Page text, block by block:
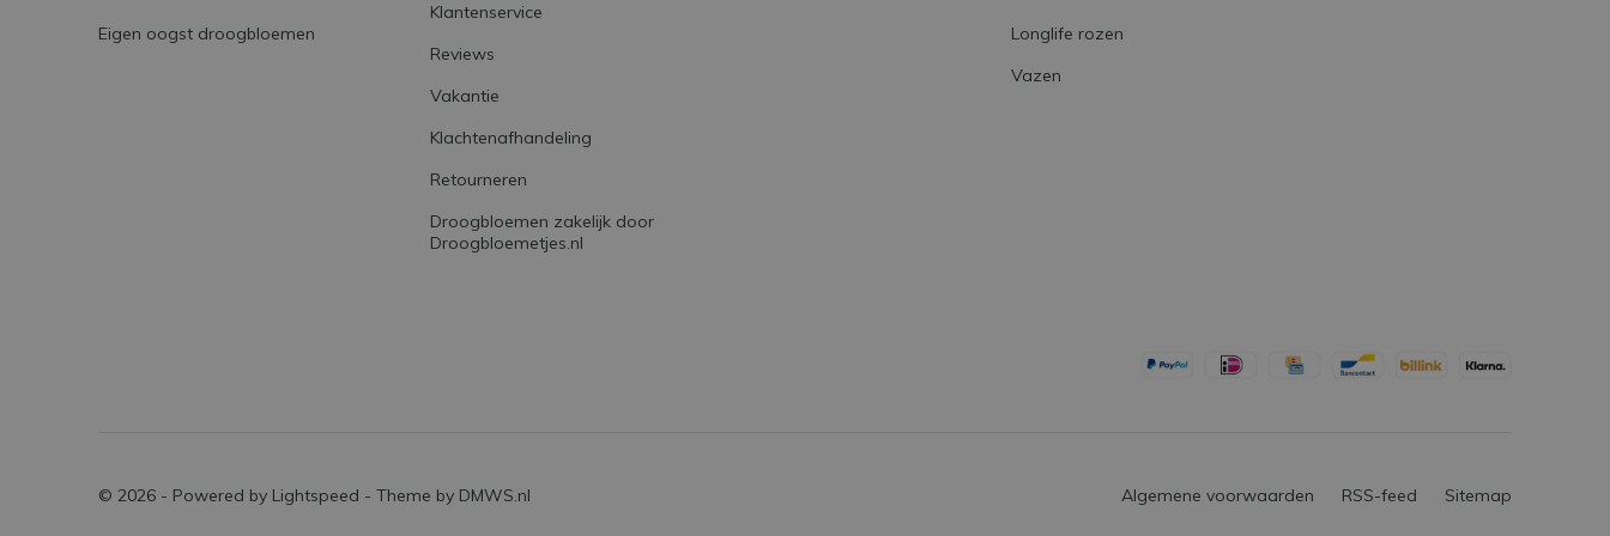
creëren waar jij dan weer op in kunt spelen met een prachtig bijbehorend verhaal.
Eigen oogst droogbloemen
Klantenservice
Reviews
Vakantie
Klachtenafhandeling
Retourneren
Droogbloemen zakelijk door
Droogbloemetjes.nl
Longlife rozen
Vazen
© 2026 - Powered by Lightspeed - Theme by DMWS.nl Algemene voorwaarden RSS-feed Sitemap